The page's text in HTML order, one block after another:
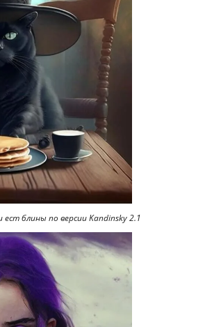
блины по версии Kandinsky 2.1